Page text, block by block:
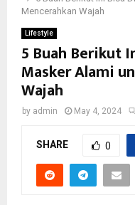
M
A
Mencerahkan Wajah
Lifestyle
5 Buah Berikut
Masker Alami
Wajah
by admin May 4, 2024
SHARE 0